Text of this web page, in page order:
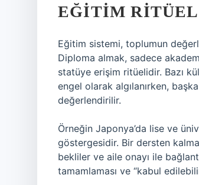
EĞITIM
Eğitim sistemi, toplumun
Diploma almak, sadece
statüye erişim ritüelidir. Bazı
engel olarak algılanırken,
değerlendirilir.
Örneğin Japonya’da lise ve
göstergesidir. Bir dersten
bekliler ve aile onayı ile
tamamlaması ve “kabul